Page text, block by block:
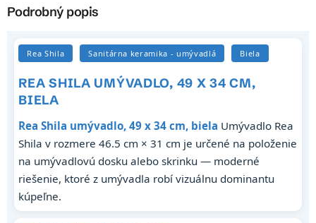
Podrobný popis
Rea Shila Sanitárna keramika - umývadlá Biela
REA SHILA UMÝVADLO, 49 X 34 CM,
BIELA
Rea Shila umývadlo, 49 x 34 cm, biela Umývadlo Rea
Shila v rozmere 46.5 cm × 31 cm je určené na položenie
na umývadlovú dosku alebo skrinku — moderné
riešenie, ktoré z umývadla robí vizuálnu dominantu
kúpeľne.